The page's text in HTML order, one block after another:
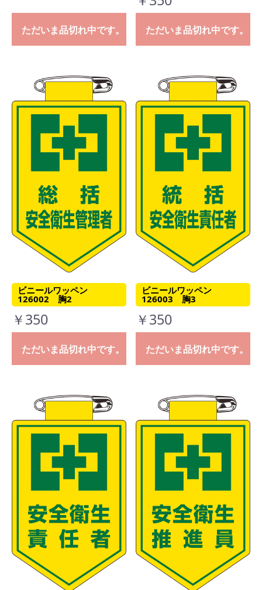
ただいま品切れ中です。 ただいま品切れ中です。
ビニールワッペン
126002 胸2
￥350
ただいま品切れ中です。
ビニールワッペン
126003 胸3
￥350
ただいま品切れ中です。